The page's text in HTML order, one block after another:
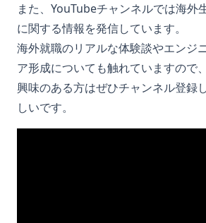
また、YouTubeチャンネルでは海外
に関する情報を発信しています。
海外就職のリアルな体験談やエンジ
ア形成についても触れていますので、
興味のある方はぜひチャンネル登録
しいです。